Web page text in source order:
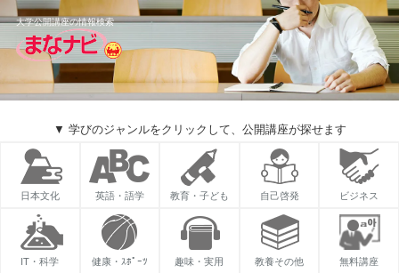
大学公開講座の情報検索
▼ 学びのジャンルをクリックして、公開講座が探せます
日本文化 英語・語学 教育・子ども 自己啓発 ビジネス
IT・科学 健康・ｽﾎﾟｰﾂ 趣味・実用 教養その他 無料講座